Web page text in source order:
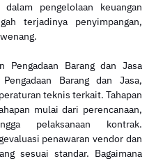
pengelolaan keuangan
terjadinya penyimpangan,
Pengadaan Barang dan Jasa
Barang dan Jasa,
teknis terkait. Tahapan
mulai dari perencanaan,
pelaksanaan kontrak.
penawaran vendor dan
sesuai standar. Bagaimana